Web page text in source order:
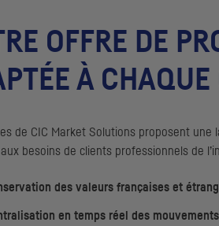
OFFRE DE
À CHAQUE
de CIC Market Solutions proposent une
besoins de clients professionnels de
des valeurs françaises et
en temps réel des